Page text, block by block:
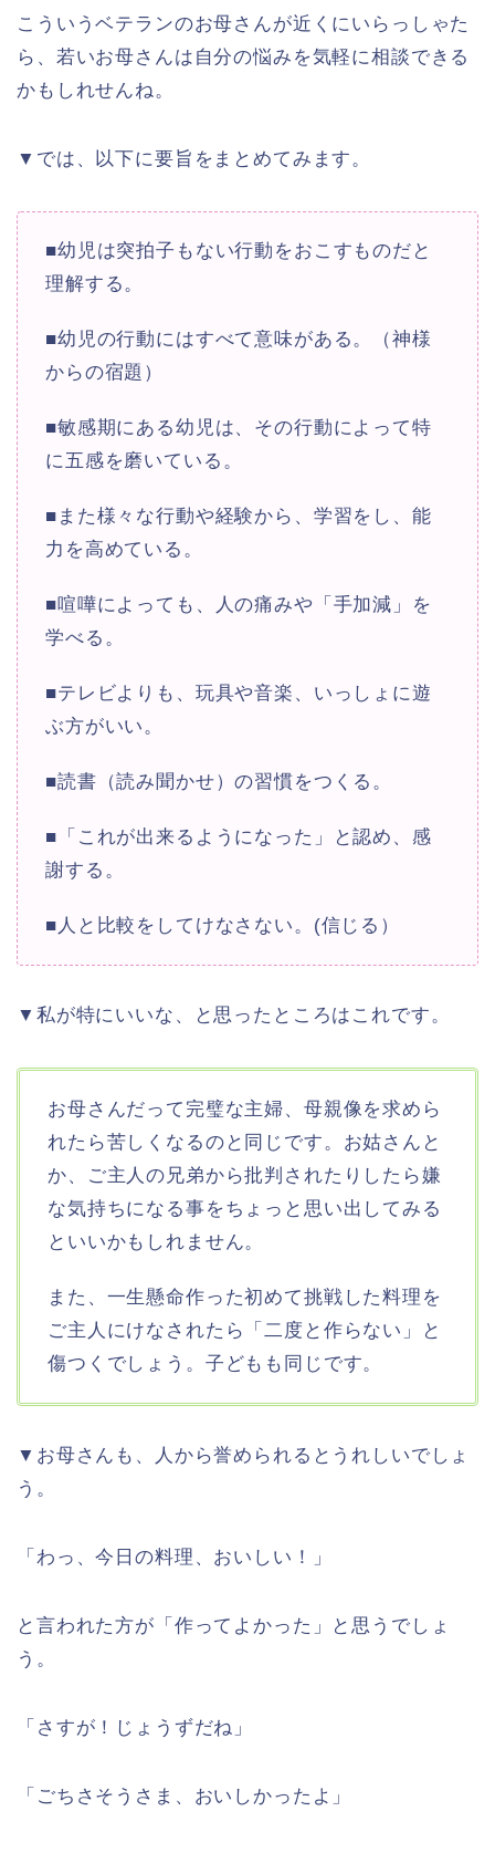
こういうベテランのお母さんが近くにいらっしゃた
ら、若いお母さんは自分の悩みを気軽に相談できる
かもしれせんね。
▼では、以下に要旨をまとめてみます。
■幼児は突拍子もない行動をおこすものだと
理解する。
■幼児の行動にはすべて意味がある。（神様
からの宿題）
■敏感期にある幼児は、その行動によって特
に五感を磨いている。
■また様々な行動や経験から、学習をし、能
力を高めている。
■喧嘩によっても、人の痛みや「手加減」を
学べる。
■テレビよりも、玩具や音楽、いっしょに遊
ぶ方がいい。
■読書（読み聞かせ）の習慣をつくる。
■「これが出来るようになった」と認め、感
謝する。
■人と比較をしてけなさない。(信じる）
▼私が特にいいな、と思ったところはこれです。
お母さんだって完璧な主婦、母親像を求めら
れたら苦しくなるのと同じです。お姑さんと
か、ご主人の兄弟から批判されたりしたら嫌
な気持ちになる事をちょっと思い出してみる
といいかもしれません。
また、一生懸命作った初めて挑戦した料理を
ご主人にけなされたら「二度と作らない」と
傷つくでしょう。子どもも同じです。
▼お母さんも、人から誉められるとうれしいでしょ
う。
「わっ、今日の料理、おいしい！」
と言われた方が「作ってよかった」と思うでしょ
う。
「さすが！じょうずだね」
「ごちさそうさま、おいしかったよ」